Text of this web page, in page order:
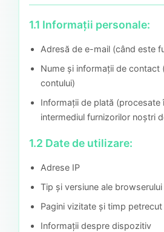
1.1 Informații personale:
Adresă de e-mail (când este
Nume și informații de contact
contului)
Informații de plată (procesate
intermediul furnizorilor noștri
1.2 Date de utilizare:
Adrese IP
Tip și versiune ale browserului
Pagini vizitate și timp petrecut
Informații despre dispozitiv